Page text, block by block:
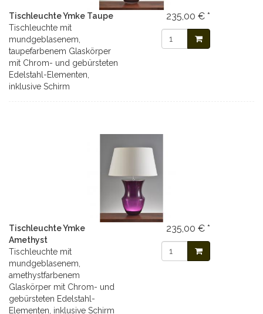
Tischleuchte Ymke Taupe
Tischleuchte mit
mundgeblasenem,
taupefarbenem Glaskörper
mit Chrom- und gebürsteten
Edelstahl-Elementen,
inklusive Schirm
235,00 € *
Tischleuchte Ymke
Amethyst
Tischleuchte mit
mundgeblasenem,
amethystfarbenem
Glaskörper mit Chrom- und
gebürsteten Edelstahl-
Elementen, inklusive Schirm
235,00 € *